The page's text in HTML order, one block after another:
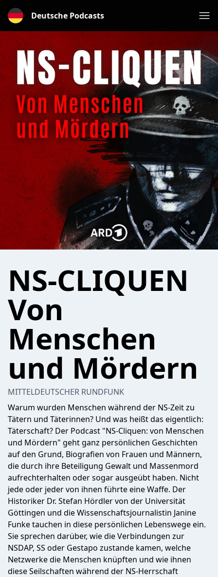
Deutsche Podcasts
NS-CLIQUEN
Von
Menschen
und Mördern
MITTELDEUTSCHER RUNDFUNK
Warum wurden Menschen während der NS-Zeit zu
Tätern und Täterinnen? Und was heißt das eigentlich:
Täterschaft? Der Podcast "NS-Cliquen: von Menschen
und Mördern" geht ganz persönlichen Geschichten
auf den Grund, Biografien von Frauen und Männern,
die durch ihre Beteiligung Gewalt und Massenmord
aufrechterhalten oder sogar ausgeübt haben. Nicht
jede oder jeder von ihnen führte eine Waffe. Der
Historiker Dr. Stefan Hördler von der Universität
Göttingen und die Wissenschaftsjournalistin Janine
Funke tauchen in diese persönlichen Lebenswege ein.
Sie sprechen darüber, wie die Verbindungen zur
NSDAP, SS oder Gestapo zustande kamen, welche
Netzwerke die Menschen knüpften und wie ihnen
diese Seilschaften während der NS-Herrschaft